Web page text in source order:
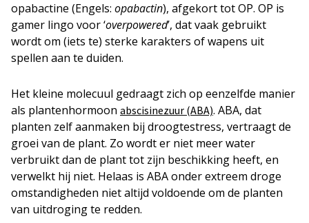
opabactine (Engels: opabactin), afgekort tot OP. OP is
gamer lingo voor ‘overpowered’, dat vaak gebruikt
wordt om (iets te) sterke karakters of wapens uit
spellen aan te duiden.
Het kleine molecuul gedraagt zich op eenzelfde manier
als plantenhormoon abscisinezuur (ABA). ABA, dat
planten zelf aanmaken bij droogtestress, vertraagt de
groei van de plant. Zo wordt er niet meer water
verbruikt dan de plant tot zijn beschikking heeft, en
verwelkt hij niet. Helaas is ABA onder extreem droge
omstandigheden niet altijd voldoende om de planten
van uitdroging te redden.